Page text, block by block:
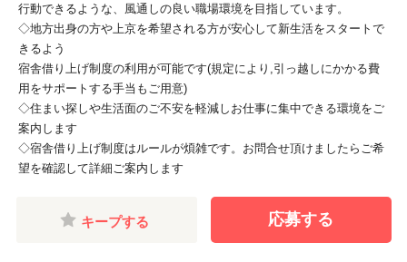
行動できるような、風通しの良い職場環境を目指しています。
◇地方出身の方や上京を希望される方が安心して新生活をスタートで
きるよう
宿舎借り上げ制度の利用が可能です(規定により,引っ越しにかかる費
用をサポートする手当もご用意)
◇住まい探しや生活面のご不安を軽減しお仕事に集中できる環境をご
案内します
◇宿舎借り上げ制度はルールが煩雑です。お問合せ頂けましたらご希
望を確認して詳細ご案内します
キープする 応募する